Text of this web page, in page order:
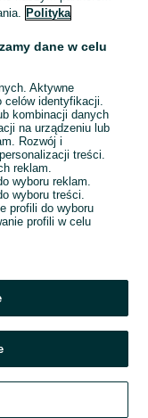
Polityka
dane w celu
Aktywne
celów identyfikacji.
kombinacji danych
na urządzeniu lub
Rozwój i
treści.
reklam.
wyboru reklam.
wyboru treści.
profili do wyboru
profili w celu